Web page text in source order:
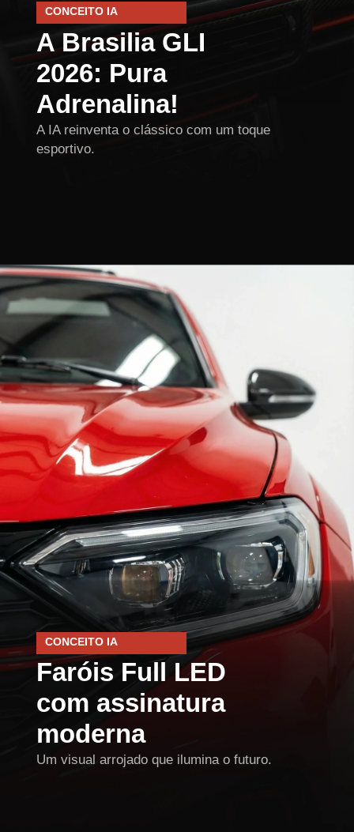
CONCEITO IA
A Brasilia GLI
2026: Pura
Adrenalina!
A IA reinventa o clássico com um toque
esportivo.
CONCEITO IA
Faróis Full LED
com assinatura
moderna
Um visual arrojado que ilumina o futuro.